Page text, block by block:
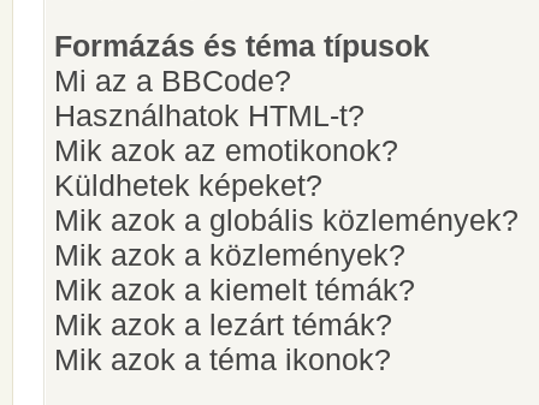
Formázás és téma típusok
Mi az a BBCode?
Használhatok HTML-t?
Mik azok az emotikonok?
Küldhetek képeket?
Mik azok a globális közlemények?
Mik azok a közlemények?
Mik azok a kiemelt témák?
Mik azok a lezárt témák?
Mik azok a téma ikonok?